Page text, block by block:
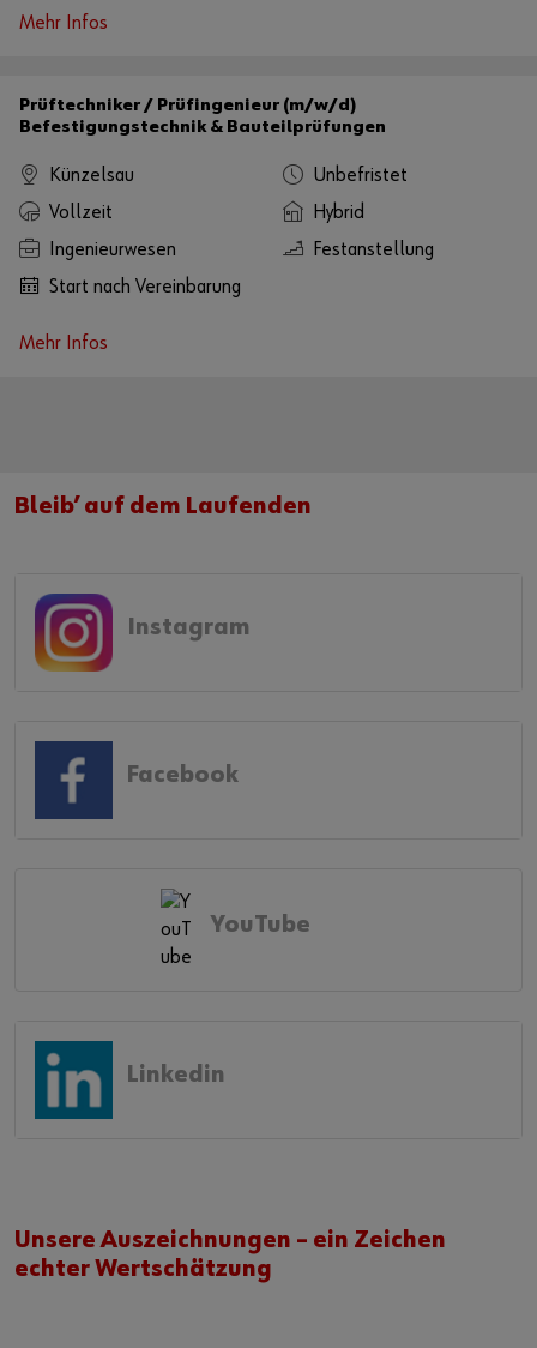
Mehr Infos
Prüftechniker / Prüfingenieur (m/w/d)
Befestigungstechnik & Bauteilprüfungen
Künzelsau
Unbefristet
Vollzeit
Hybrid
Ingenieurwesen
Festanstellung
Start nach Vereinbarung
Mehr Infos
Bleib’ auf dem Laufenden
Instagram
Facebook
YouTube
Linkedin
Unsere Auszeichnungen – ein Zeichen
echter Wertschätzung